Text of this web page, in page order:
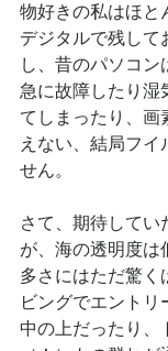
物好きの私はほと
デジタルで残して
し、昔のパソコ
急に故障したり湿
てしまったり、画
えない、結局フイ
せん。
さて、期待してい
が、海の透明度は
多さにはただ驚く
ビングでエント
中の上だったり、